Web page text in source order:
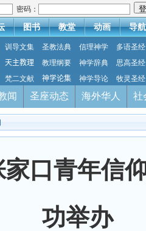
密码：
图书 教堂 动画 导航
训导文集 圣教法典 信理神学
多语圣经
天主教理
教理纲要 神学辞典
思高圣经
梵二文献
神学论集 神学导论 牧灵圣经
闻 圣座动态 海外华人 社
口青年信
功举办